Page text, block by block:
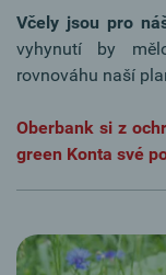
Včely jsou pro
vyhynutí by
rovnováhu naší
Oberbank si z
green Konta své